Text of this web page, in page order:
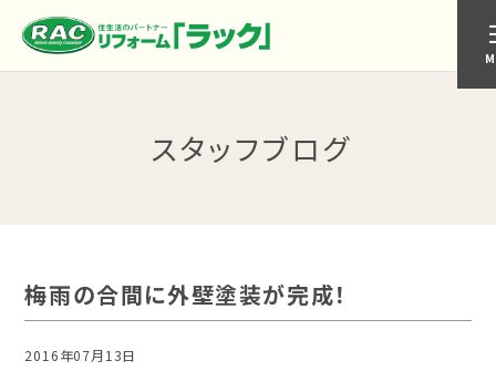
スタッフブログ
梅雨の合間に外壁塗装が完成！
2016年07月13日